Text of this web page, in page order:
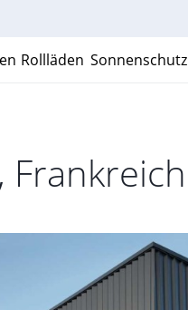
Rollläden Sonnenschutz
Frankreich